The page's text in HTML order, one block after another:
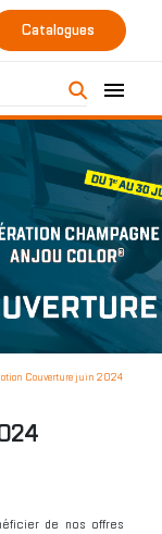
Catalogues
Couverture juin 2024
de nos offres